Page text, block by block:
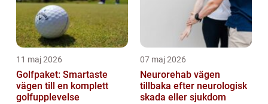
11 maj 2026
Golfpaket: Smartaste
vägen till en komplett
golfupplevelse
07 maj 2026
Neurorehab vägen
tillbaka efter neurologisk
skada eller sjukdom